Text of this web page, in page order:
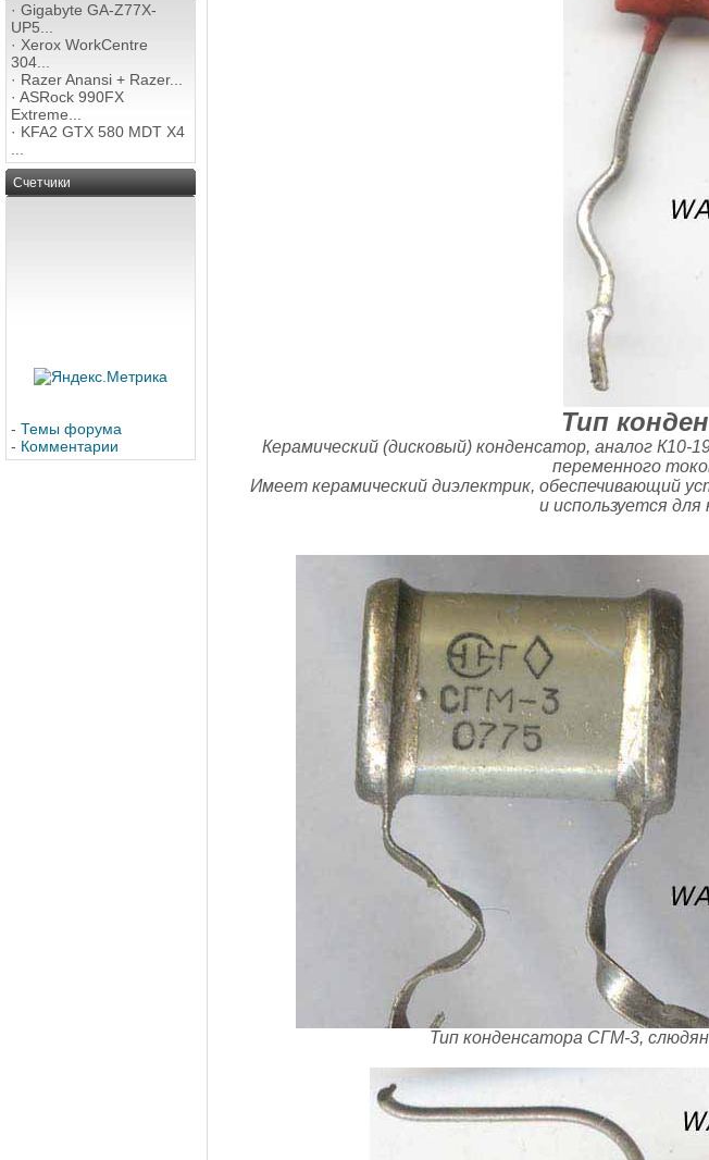
· Gigabyte GA-Z77X-
UP5...
· Xerox WorkCentre
304...
· Razer Anansi + Razer...
· ASRock 990FX
Extreme...
· KFA2 GTX 580 MDT X4
Счетчики
- Темы форума
- Комментарии
Тип
Керамический (дисковый) конденсатор, аналог К10-
переменного
Имеет керамический диэлектрик, обеспечивающий
и используется
Тип конденсатора СГМ-3,